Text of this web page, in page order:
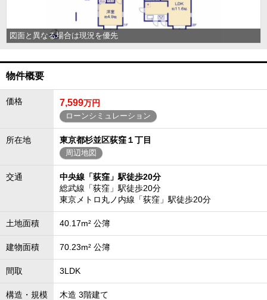
図面と異なる場合は現況を優先
物件概要
価格 7,599万円
ローンシミュレーション
所在地 東京都杉並区荻窪１丁目
周辺地図
交通
中央線「荻窪」駅徒歩20分
総武線「荻窪」駅徒歩20分
東京メトロ丸ノ内線「荻窪」駅徒歩20分
土地面積 40.17m² 公簿
建物面積 70.23m² 公簿
間取 3LDK
構造・規模 木造 3階建て